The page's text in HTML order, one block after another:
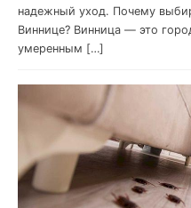
надежный уход. Почему
Виннице? Винница — это
умеренным […]